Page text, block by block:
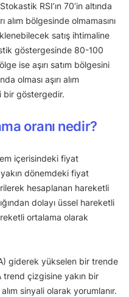
RSI’ın 70’in altında
alım bölgesinde olmamasını
satış ihtimaline
göstergesinde 80-100
ise aşırı satım bölgesini
olması aşırı alım
bir göstergedir.
oranı nedir?
içerisindeki fiyat
dönemdeki fiyat
hesaplanan hareketli
dolayı üssel hareketli
ortalama olarak
giderek yükselen bir trende
trend çizgisine yakın bir
sinyali olarak yorumlanır.